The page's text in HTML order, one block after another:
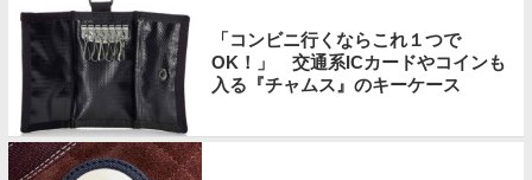
「コンビニ行くならこれ１つで
OK！」 交通系ICカードやコインも
入る『チャムス』のキーケース